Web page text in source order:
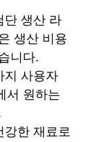
단 생산 라
생산 비용
니다.
지 사용자
서 원하는
한 재료로